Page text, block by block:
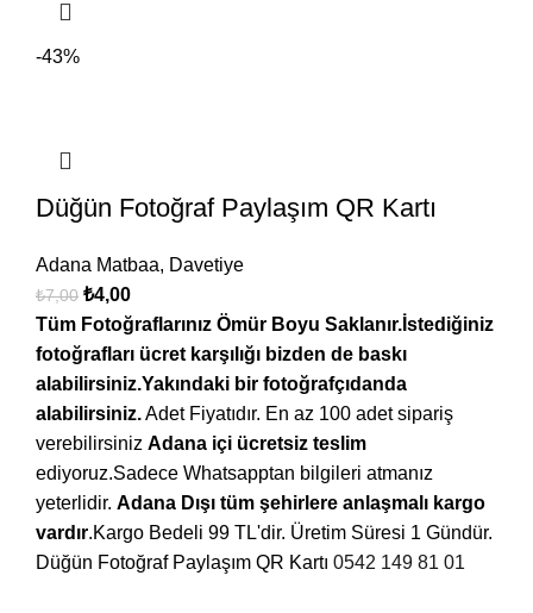
-43%
Düğün Fotoğraf Paylaşım QR Kartı
Adana Matbaa, Davetiye
₺7,00 ₺4,00
Tüm Fotoğraflarınız Ömür Boyu Saklanır.İstediğiniz
fotoğrafları ücret karşılığı bizden de baskı
alabilirsiniz.Yakındaki bir fotoğrafçıdanda
alabilirsiniz.Adet Fiyatıdır. En az 100 adet sipariş
verebilirsiniz Adana içi ücretsiz teslim
ediyoruz.Sadece Whatsapptan bilgileri atmanız
yeterlidir. Adana Dışı tüm şehirlere anlaşmalı kargo
vardır.Kargo Bedeli 99 TL'dir. Üretim Süresi 1 Gündür.
Düğün Fotoğraf Paylaşım QR Kartı 0542 149 81 01